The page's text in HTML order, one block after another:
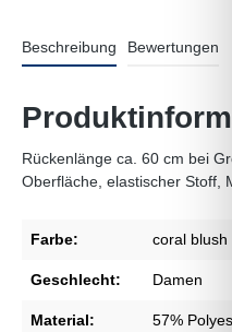
Beschreibung Bewertungen
Rückenlänge ca. 60 cm bei
Oberfläche, elastischer Stoff,
Farbe: coral blush
Geschlecht: Damen
Material: 57%